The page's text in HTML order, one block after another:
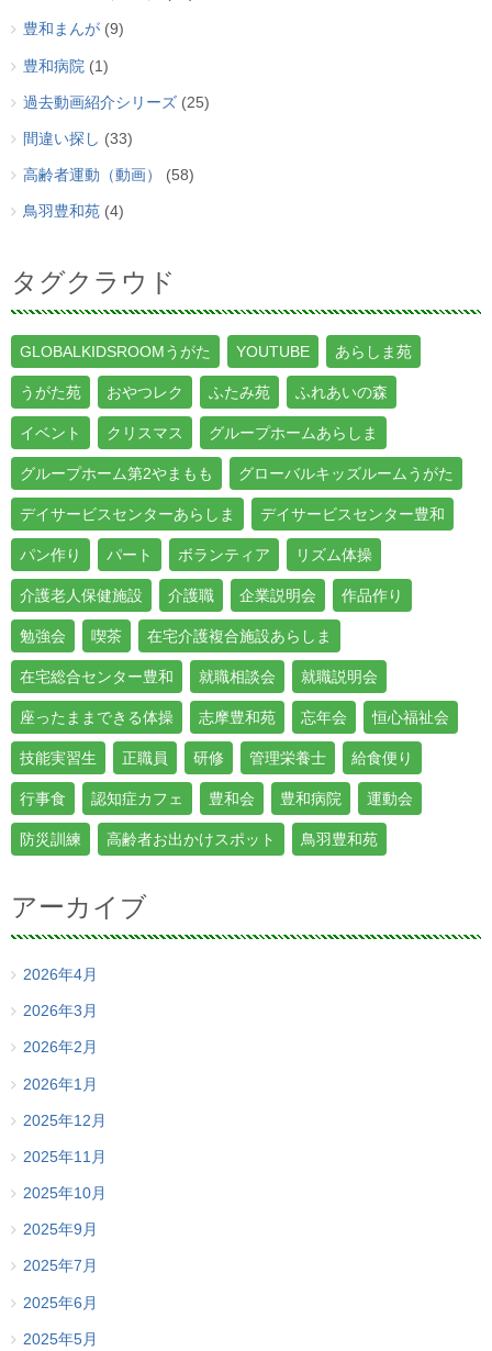
豊和まんが (9)
豊和病院 (1)
過去動画紹介シリーズ (25)
間違い探し (33)
高齢者運動（動画） (58)
鳥羽豊和苑 (4)
タグクラウド
GLOBALKIDSROOMうがた YOUTUBE あらしま苑
うがた苑 おやつレク ふたみ苑 ふれあいの森
イベント クリスマス グループホームあらしま
グループホーム第2やまもも グローバルキッズルームうがた
デイサービスセンターあらしま デイサービスセンター豊和
パン作り パート ボランティア リズム体操
介護老人保健施設 介護職 企業説明会 作品作り
勉強会 喫茶 在宅介護複合施設あらしま
在宅総合センター豊和 就職相談会 就職説明会
座ったままできる体操 志摩豊和苑 忘年会 恒心福祉会
技能実習生 正職員 研修 管理栄養士 給食便り
行事食 認知症カフェ 豊和会 豊和病院 運動会
防災訓練 高齢者お出かけスポット 鳥羽豊和苑
アーカイブ
2026年4月
2026年3月
2026年2月
2026年1月
2025年12月
2025年11月
2025年10月
2025年9月
2025年7月
2025年6月
2025年5月